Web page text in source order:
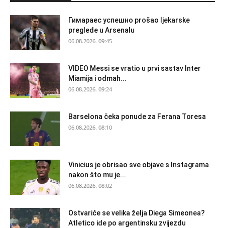
Гимараеc успешно prošao ljekarske
preglede u Arsenalu
06.08.2026. 09:45
VIDEO Messi se vratio u prvi sastav Inter
Miamija i odmah...
06.08.2026. 09:24
Barselona čeka ponude za Ferana Toresa
06.08.2026. 08:10
Vinicius je obrisao sve objave s Instagrama
nakon što mu je...
06.08.2026. 08:02
Ostvariće se velika želja Diega Simeonea?
Atletico ide po argentinsku zvijezdu